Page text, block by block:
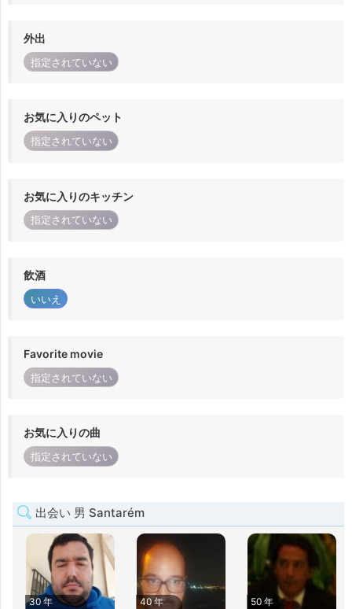
外出
指定されていない
お気に入りのペット
指定されていない
お気に入りのキッチン
指定されていない
飲酒
いいえ
Favorite movie
指定されていない
お気に入りの曲
指定されていない
出会い 男 Santarém
30 年
40 年
50 年